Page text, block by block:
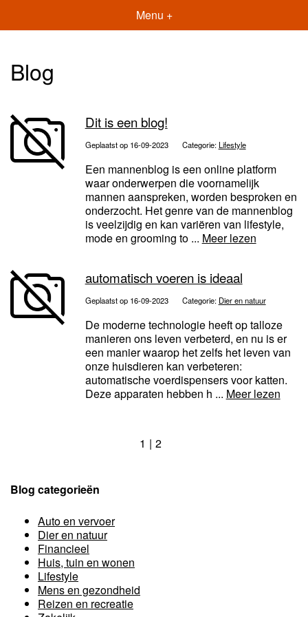
Menu +
Blog
Dit is een blog!
Geplaatst op 16-09-2023 Categorie:Lifestyle
Een mannenblog is een online platform
waar onderwerpen die voornamelijk
mannen aanspreken, worden besproken en
onderzocht. Het genre van de mannenblog
is veelzijdig en kan variëren van lifestyle,
mode en grooming to ... Meer lezen
automatisch voeren is ideaal
Geplaatst op 16-09-2023 Categorie: Dier en natuur
De moderne technologie heeft op talloze
manieren ons leven verbeterd, en nu is er
een manier waarop het zelfs het leven van
onze huisdieren kan verbeteren:
automatische voerdispensers voor katten.
Deze apparaten hebben h ... Meer lezen
1 2
Blog categorieën
Auto en vervoer
Dier en natuur
Financieel
Huis, tuin en wonen
Lifestyle
Mens en gezondheid
Reizen en recreatie